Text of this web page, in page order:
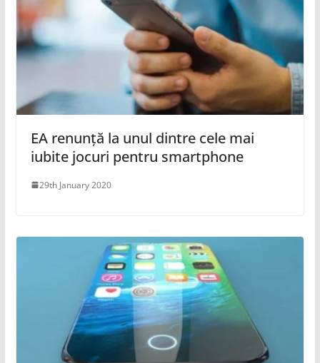
EA renunță la unul dintre cele mai
iubite jocuri pentru smartphone
29th January 2020